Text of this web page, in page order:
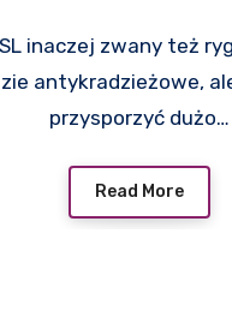
inaczej zwany też
antykradzieżowe,
przysporzyć dużo…
Read More